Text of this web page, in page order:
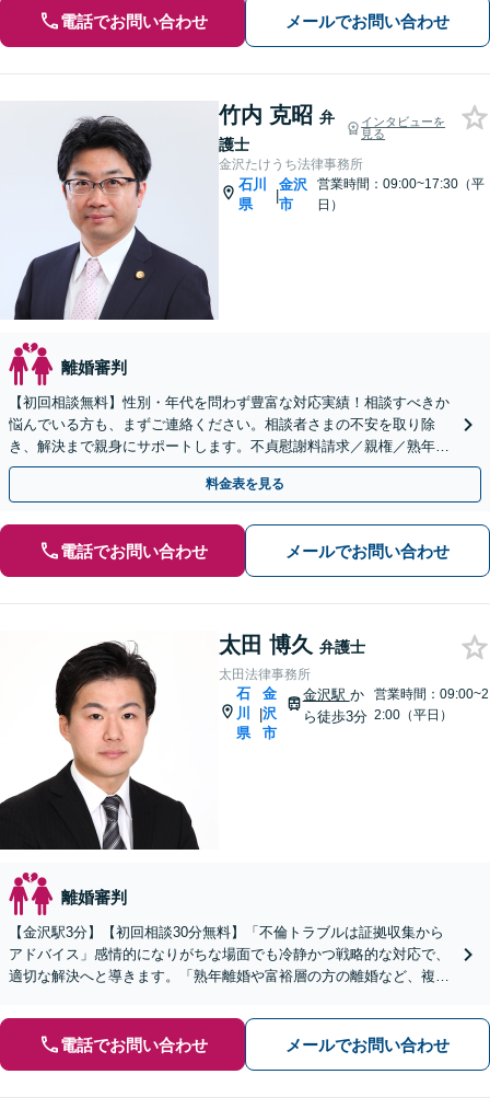
電話でお問い合わせ メールでお問い合わせ
竹内 克昭 弁
護士
インタビューを
見る
金沢たけうち法律事務所
石川
県
|
金沢
市
営業時間：09:00~17:30（平
日）
離婚審判
【初回相談無料】性別・年代を問わず豊富な対応実績！相談すべきか
悩んでいる方も、まずご連絡ください。相談者さまの不安を取り除
き、解決まで親身にサポートします。不貞慰謝料請求／親権／熟年離
婚など多様なケースに精通【子連れ相談可】【完全個室】
料金表を見る
電話でお問い合わせ メールでお問い合わせ
太田 博久 弁護士
太田法律事務所
石
川
県
|
金
沢
市
金沢駅 か
ら徒歩3分
営業時間：09:00~2
2:00（平日）
離婚審判
【金沢駅3分】【初回相談30分無料】「不倫トラブルは証拠収集から
アドバイス」感情的になりがちな場面でも冷静かつ戦略的な対応で、
適切な解決へと導きます。「熟年離婚や富裕層の方の離婚など、複雑
電話でお問い合わせ メールでお問い合わせ